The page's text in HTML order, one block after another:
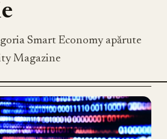
Smart Economy apărute
Magazine